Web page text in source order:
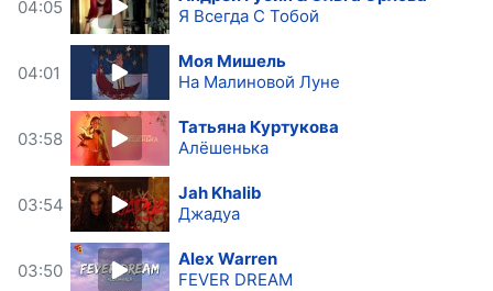
04:05
Я Всегда С Тобой
04:01
Моя Мишель
На Малиновой Луне
03:58
Татьяна Куртукова
Алёшенька
03:54
Jah Khalib
Джадуа
03:50
Alex Warren
FEVER DREAM